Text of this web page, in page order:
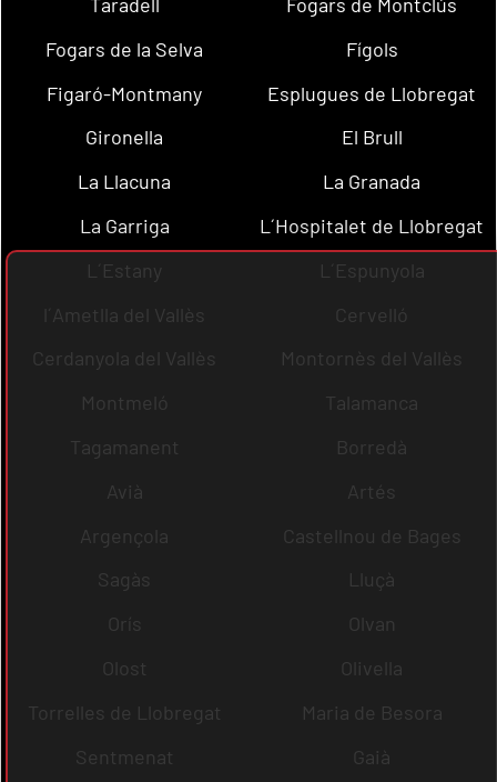
Fogars de la Selva
Fígols
Figaró-Montmany
Esplugues de Llobregat
Gironella
El Brull
La Llacuna
La Granada
La Garriga
L´Hospitalet de Llobregat
L´Estany
L´Espunyola
l´Ametlla del Vallès
Cervelló
Cerdanyola del Vallès
Montornès del Vallès
Montmeló
Talamanca
Tagamanent
Borredà
Avià
Artés
Argençola
Castellnou de Bages
Sagàs
Lluçà
Orís
Olvan
Olost
Olivella
Torrelles de Llobregat
Maria de Besora
Sentmenat
Gaià